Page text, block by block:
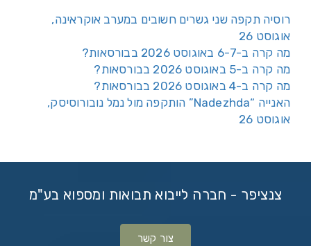
רוסיה תקפה שני גשרים חשובים במערב אוקראינה,
אוגוסט 26
מה קרה ב-6-7 באוגוסט 2026 בבורסאות?
מה קרה ב-5 באוגוסט 2026 בבורסאות?
מה קרה ב-4 באוגוסט 2026 בבורסאות?
האנייה “Nadezhda” הותקפה מול נמל נובורוסיסק,
אוגוסט 26
צנציפר - חברה לייבוא תבואות ומספוא בע"מ
צור קשר